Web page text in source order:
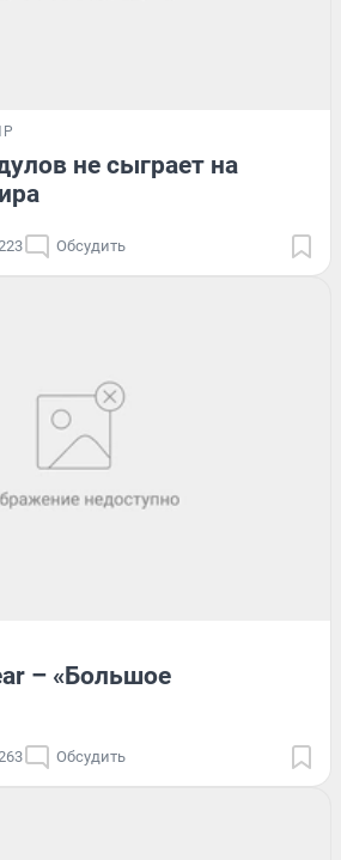
не сыграет на
Обсудить
– «Большое
Обсудить